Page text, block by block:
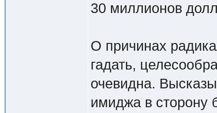
30 миллионов
О причинах
гадать,
очевидна.
имиджа в сторону